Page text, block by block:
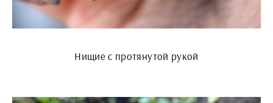
Нищие с протянутой рукой